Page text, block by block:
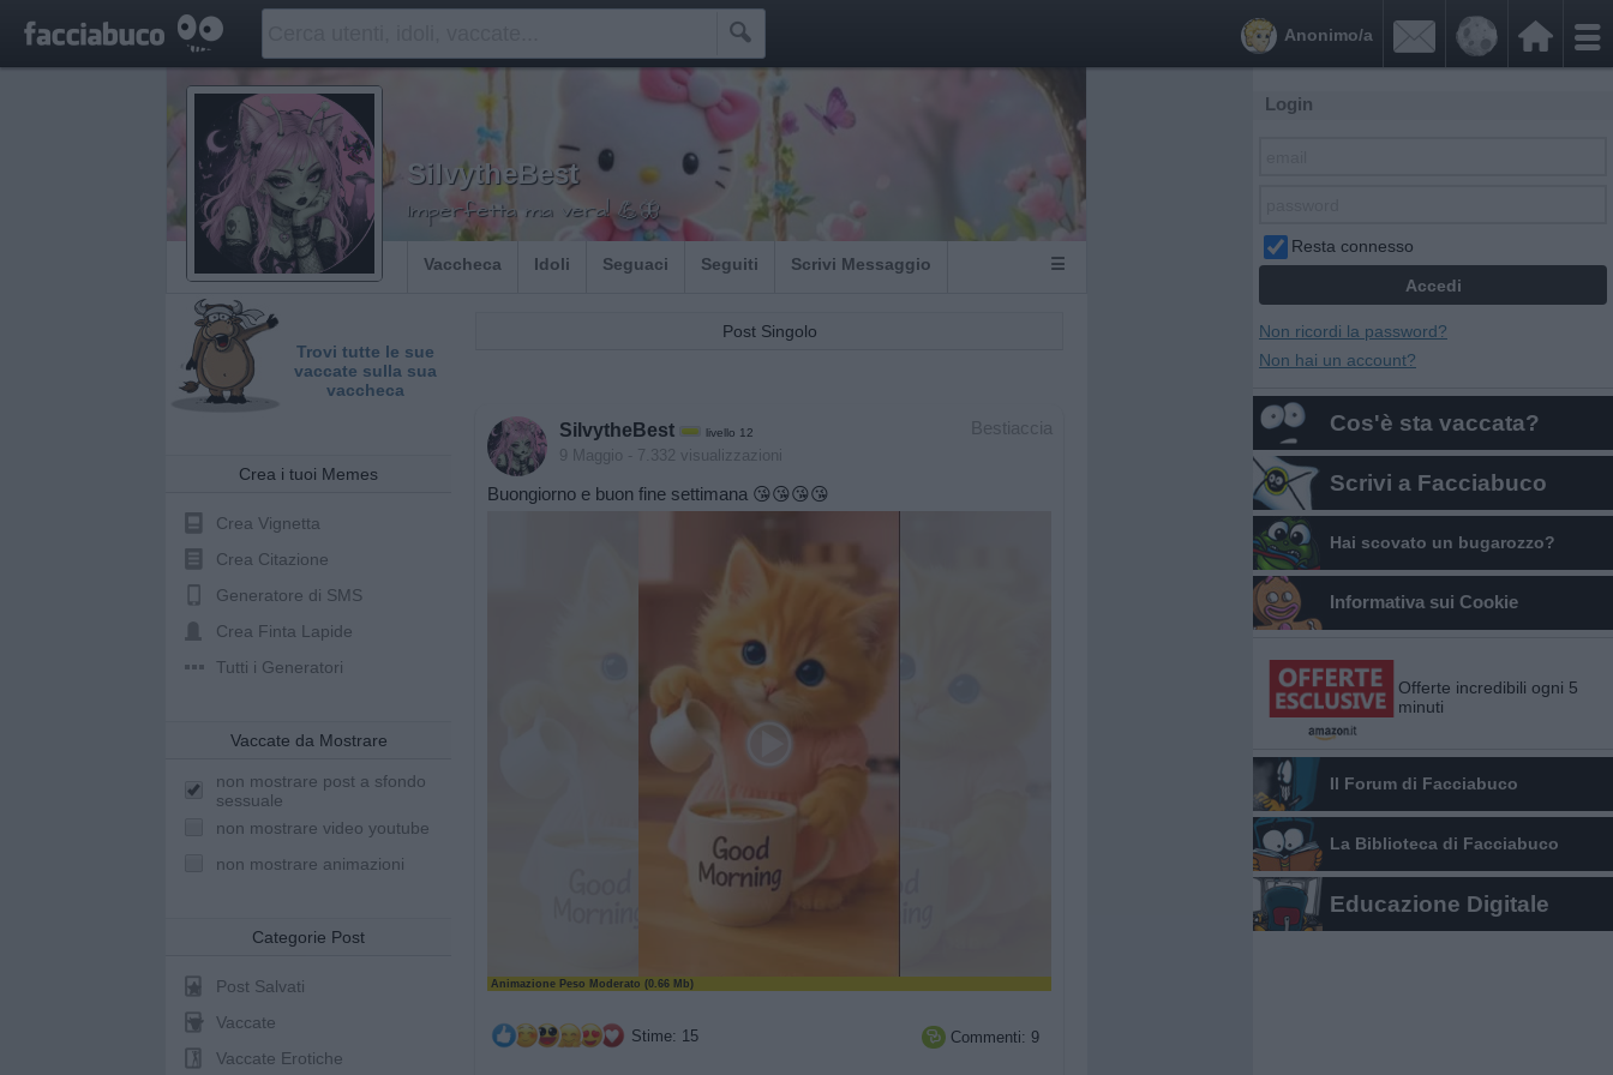
 

Anonimo/a
SilvytheBest
Imperfetta ma vera! 💪🦋
Vaccheca Idoli Seguaci Seguiti Scrivi Messaggio ☰
Trovi tutte le sue
vaccate sulla sua
vaccheca
Crea i tuoi Memes
Crea Vignetta
Crea Citazione
Generatore di SMS
Crea Finta Lapide
Tutti i Generatori
Vaccate da Mostrare
non mostrare post a sfondo
sessuale
non mostrare video youtube
non mostrare animazioni
Categorie Post
Post Salvati
Vaccate
Vaccate Erotiche
Post Singolo
Bestiaccia
SilvytheBest livello 12
9 Maggio - 7.332 visualizzazioni
Buongiorno e buon fine settimana 😘😘😘😘
Animazione Peso Moderato (0.66 Mb)
Stime: 15  Commenti: 9
Login
Resta connesso
Non ricordi la password?
Non hai un account?
Cos'è sta vaccata?
Scrivi a Facciabuco
Hai scovato un bugarozzo?
Informativa sui Cookie
Offerte incredibili ogni 5
minuti
Il Forum di Facciabuco
La Biblioteca di Facciabuco
Educazione Digitale